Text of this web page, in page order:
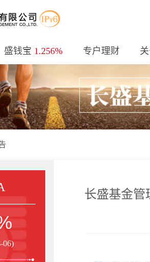
盛钱宝 1.256% 专户理财
06)
长盛基金管